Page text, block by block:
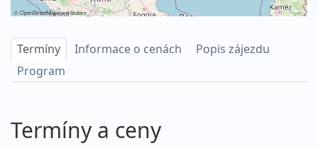
©OpenStreetMapcontributors
Termíny Informace o cenách
Popis zájezdu
Program
Termíny a ceny